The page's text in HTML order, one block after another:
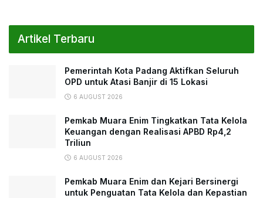
Artikel Terbaru
Pemerintah Kota Padang Aktifkan Seluruh
OPD untuk Atasi Banjir di 15 Lokasi
6 AUGUST 2026
Pemkab Muara Enim Tingkatkan Tata Kelola
Keuangan dengan Realisasi APBD Rp4,2
Triliun
6 AUGUST 2026
Pemkab Muara Enim dan Kejari Bersinergi
untuk Penguatan Tata Kelola dan Kepastian